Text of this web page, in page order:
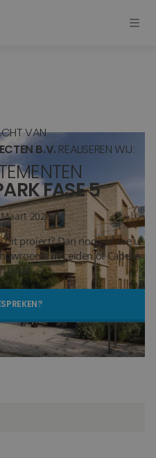
VAN
B.V. REALISEREN WIJ:
FASE 5
Maart 2026
dit project? Dan nodigen we u
in Leiden of Capelle
IJssel.